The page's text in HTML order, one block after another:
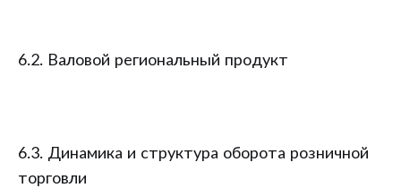
6.2. Валовой региональный продукт
6.3. Динамика и структура оборота розничной
торговли